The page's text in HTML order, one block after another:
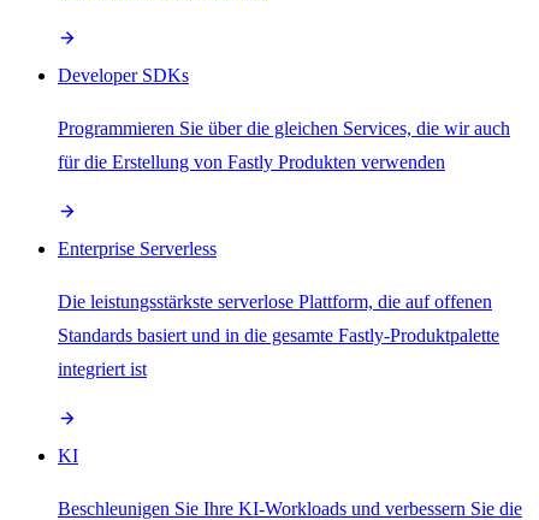
Developer SDKs
Programmieren Sie über die gleichen Services, die wir auch
für die Erstellung von Fastly Produkten verwenden
Enterprise Serverless
Die leistungsstärkste serverlose Plattform, die auf offenen
Standards basiert und in die gesamte Fastly-Produktpalette
integriert ist
KI
Beschleunigen Sie Ihre KI-Workloads und verbessern Sie die